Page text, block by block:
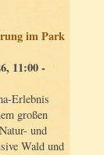
im Park
11:00 -
Erlebnis
großen
und
Wald und